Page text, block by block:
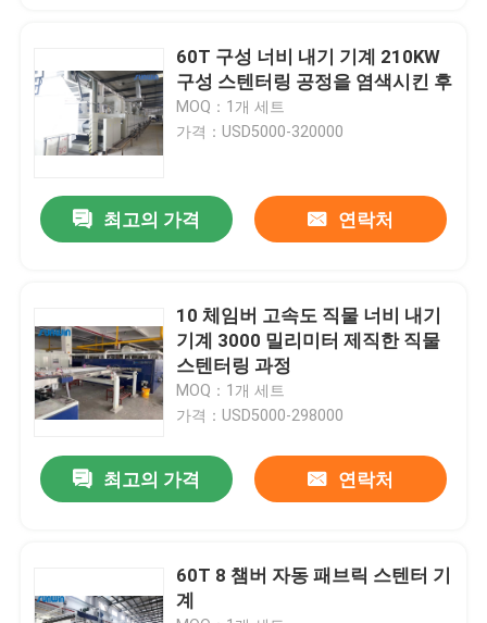
60T 구성 너비 내기 기계 210KW
구성 스텐터링 공정을 염색시킨 후
MOQ：1개 세트
가격：USD5000-320000
최고의 가격 연락처
10 체임버 고속도 직물 너비 내기
기계 3000 밀리미터 제직한 직물
스텐터링 과정
MOQ：1개 세트
가격：USD5000-298000
최고의 가격 연락처
60T 8 챔버 자동 패브릭 스텐터 기
계